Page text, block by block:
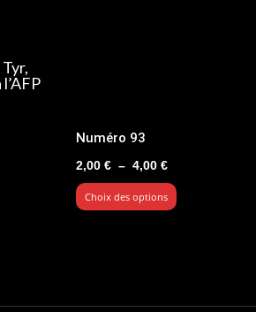
Numéro 93
2,00 € – 4,00 €Plage
de
prix :
Choix des options